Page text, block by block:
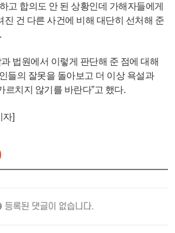
고 합의도 안 된 상황인데 가해자들에게
진 건 다른 사건에 비해 대단히 선처해 준
법원에서 이렇게 판단해 준 점에 대해
들의 잘못을 돌아보고 더 이상 욕설과
르치지 않기를 바란다”고 했다.
자]
등록된 댓글이 없습니다.